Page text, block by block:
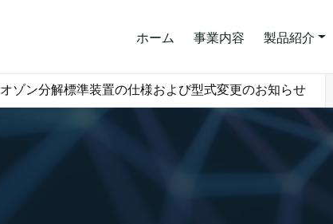
ホーム 事業内容 製品紹介
オゾン分解標準装置の仕様および型式変更のお知らせ